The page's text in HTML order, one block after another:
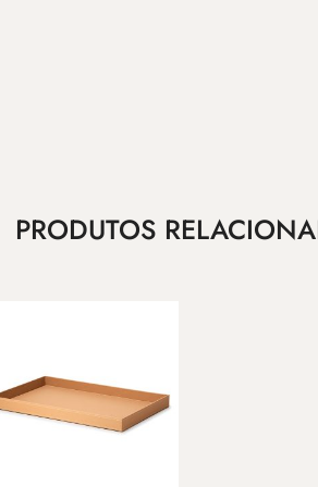
PRODUTOS